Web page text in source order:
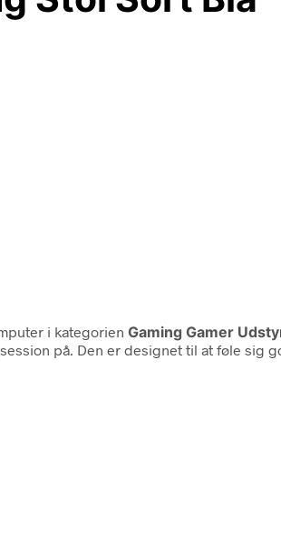
i kategorien Gaming Gamer
på. Den er designet til at føle